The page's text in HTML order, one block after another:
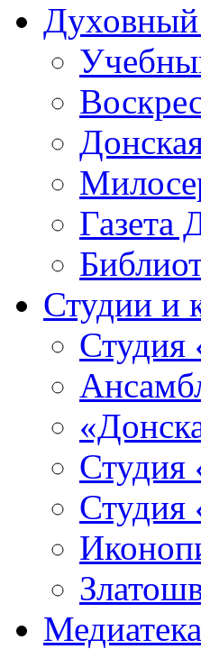
Духовный
Газета
Студии и
Студия
Студия
Студия
Медиатека